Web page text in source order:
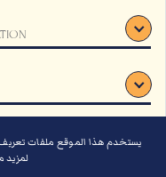
يستخدم هذا الموقع ملفات تعريف
لمزيد
اتصل بنا
الاستدامة
دليل الهدايا لعام 2026